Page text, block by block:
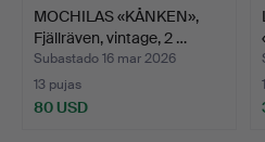
MOCHILAS «KÅNKEN»,
Fjällräven, vintage, 2 …
Subastado 16 mar 2026
13 pujas
80 USD